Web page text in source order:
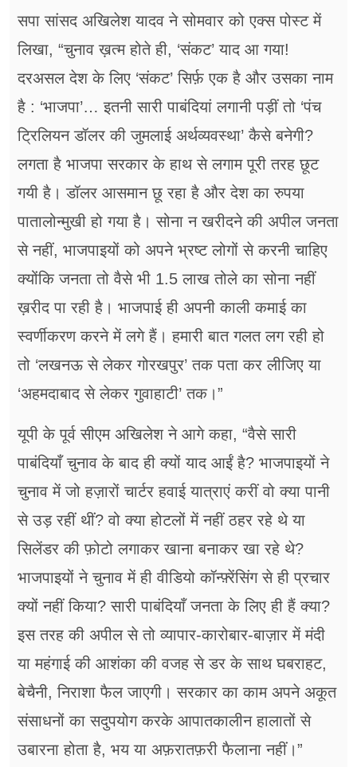
सपा सांसद अखिलेश यादव ने सोमवार को एक्स पोस्ट में
लिखा, “चुनाव ख़त्म होते ही, ‘संकट’ याद आ गया!
दरअसल देश के लिए ‘संकट’ सिर्फ़ एक है और उसका नाम
है : ‘भाजपा’… इतनी सारी पाबंदियां लगानी पड़ीं तो ‘पंच
ट्रिलियन डॉलर की जुमलाई अर्थव्यवस्था’ कैसे बनेगी?
लगता है भाजपा सरकार के हाथ से लगाम पूरी तरह छूट
गयी है। डॉलर आसमान छू रहा है और देश का रुपया
पातालोन्मुखी हो गया है। सोना न खरीदने की अपील जनता
से नहीं, भाजपाइयों को अपने भ्रष्ट लोगों से करनी चाहिए
क्योंकि जनता तो वैसे भी 1.5 लाख तोले का सोना नहीं
ख़रीद पा रही है। भाजपाई ही अपनी काली कमाई का
स्वर्णीकरण करने में लगे हैं। हमारी बात गलत लग रही हो
तो ‘लखनऊ से लेकर गोरखपुर’ तक पता कर लीजिए या
‘अहमदाबाद से लेकर गुवाहाटी’ तक।”
यूपी के पूर्व सीएम अखिलेश ने आगे कहा, “वैसे सारी
पाबंदियाँ चुनाव के बाद ही क्यों याद आईं है? भाजपाइयों ने
चुनाव में जो हज़ारों चार्टर हवाई यात्राएं करीं वो क्या पानी
से उड़ रहीं थीं? वो क्या होटलों में नहीं ठहर रहे थे या
सिलेंडर की फ़ोटो लगाकर खाना बनाकर खा रहे थे?
भाजपाइयों ने चुनाव में ही वीडियो कॉन्फ़्रेंसिंग से ही प्रचार
क्यों नहीं किया? सारी पाबंदियाँ जनता के लिए ही हैं क्या?
इस तरह की अपील से तो व्यापार-कारोबार-बाज़ार में मंदी
या महंगाई की आशंका की वजह से डर के साथ घबराहट,
बेचैनी, निराशा फैल जाएगी। सरकार का काम अपने अकूत
संसाधनों का सदुपयोग करके आपातकालीन हालातों से
उबारना होता है, भय या अफ़रातफ़री फैलाना नहीं।”